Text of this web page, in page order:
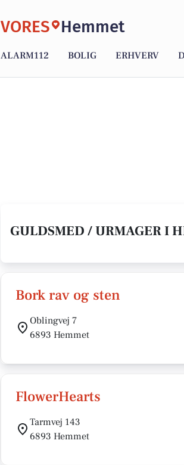
VORES Hemmet
ALARM112 BOLIG ERHVERV
GULDSMED / URMAGER I
Bork rav og sten
Oblingvej 7
6893 Hemmet
FlowerHearts
Tarmvej 143
6893 Hemmet